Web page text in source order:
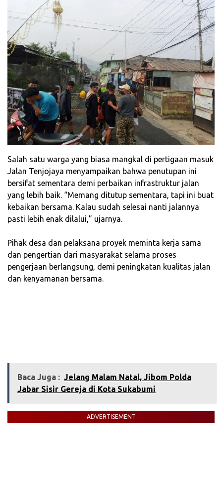
‎Salah satu warga yang biasa mangkal di pertigaan masuk
Jalan Tenjojaya menyampaikan bahwa penutupan ini
bersifat sementara demi perbaikan infrastruktur jalan
yang lebih baik. “Memang ditutup sementara, tapi ini buat
kebaikan bersama. Kalau sudah selesai nanti jalannya
pasti lebih enak dilalui,” ujarnya.
‎Pihak desa dan pelaksana proyek meminta kerja sama
dan pengertian dari masyarakat selama proses
pengerjaan berlangsung, demi peningkatan kualitas jalan
dan kenyamanan bersama.
Baca Juga : Jelang Malam Natal, Jibom Polda
Jabar Sisir Gereja di Kota Sukabumi
ADVERTISEMENT